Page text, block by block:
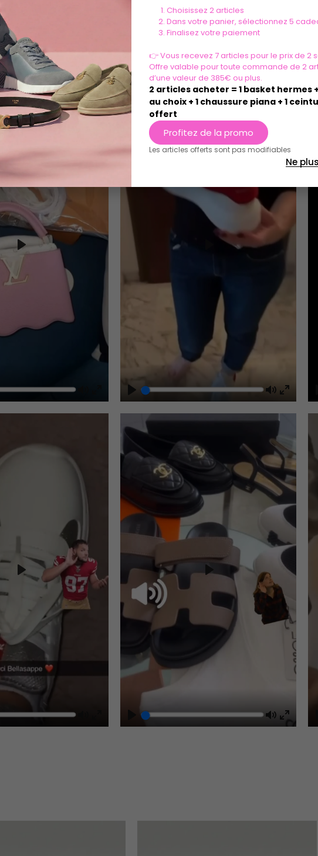
Ils parlent de nous
Play
Play MuteEnter
Enter
Play
Play MuteEnter
Choisissez 2 articles
Dans votre panier, sélectionnez 5
Finalisez votre paiement
👉 Vous recevez 7 articles pour le prix de 2
Offre valable pour toute commande de 2
d’une valeur de 385€ ou plus.
2 articles acheter = 1 basket hermes
au choix + 1 chaussure piana + 1
offert
Profitez de la promo
Les articles offerts sont pas modifiables
Ne